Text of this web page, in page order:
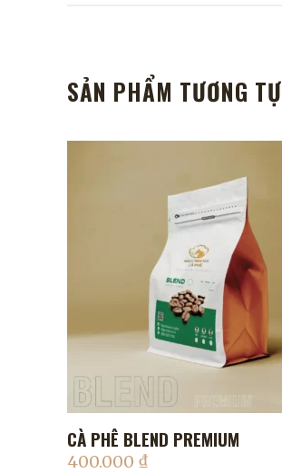
SẢN PHẨM TƯƠNG TỰ
ADD TO CART
CÀ PHÊ BLEND PREMIUM
400.000 ₫